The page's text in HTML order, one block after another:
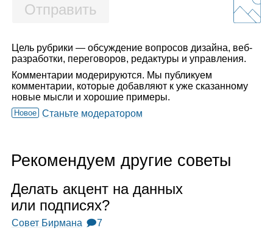
Отправить
Цель рубрики — обсуждение вопросов дизайна, веб-
разработки, переговоров, редактуры и управления.
Комментарии модерируются. Мы публикуем
комментарии, которые добавляют к уже сказанному
новые мысли и хорошие примеры.
Новое Станьте модератором
Рекомендуем другие советы
Делать акцент на дан­ных
или под­пи­сях?
Совет Бирмана 🗩7